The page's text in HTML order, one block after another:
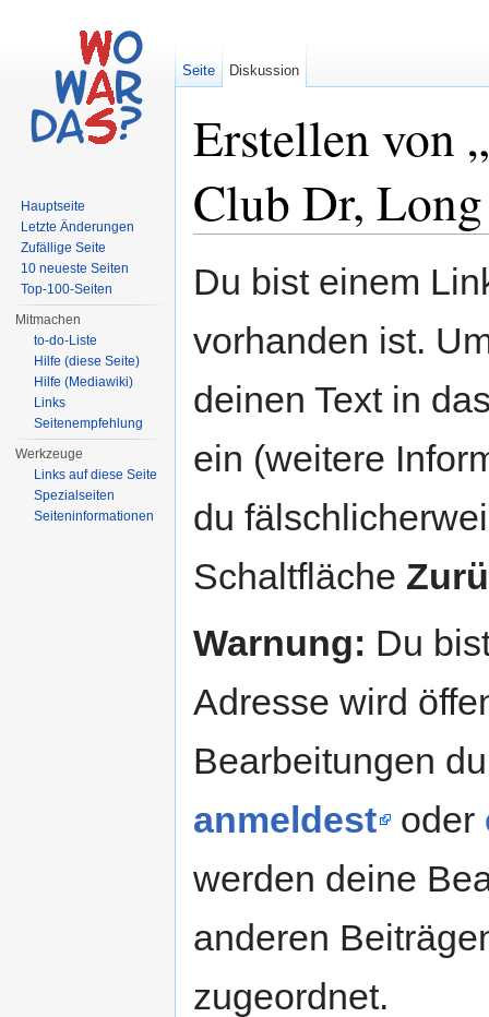
Erstellen von
Club Dr,
Du bist einem
vorhanden ist.
deinen Text in
ein (weitere
du
Schaltfläche
Warnung: Du
Adresse wird
Bearbeitungen
anmeldest
oder
werden deine
anderen
zugeordnet.
Seite Diskussion
Hauptseite
Letzte Änderungen
Zufällige Seite
10 neueste Seiten
Top-100-Seiten
Mitmachen
to-do-Liste
Hilfe (diese Seite)
Hilfe (Mediawiki)
Links
Seitenempfehlung
Werkzeuge
Links auf diese Seite
Spezialseiten
Seiteninformationen